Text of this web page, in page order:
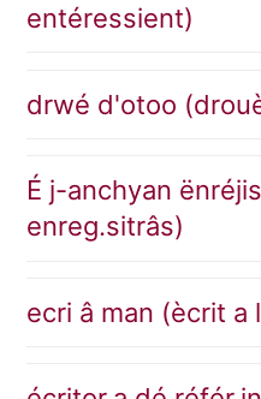
entéressient)
drwé d'otoo
É j-anchyan
enreg.sitrâs)
ecri â man (ècrit a